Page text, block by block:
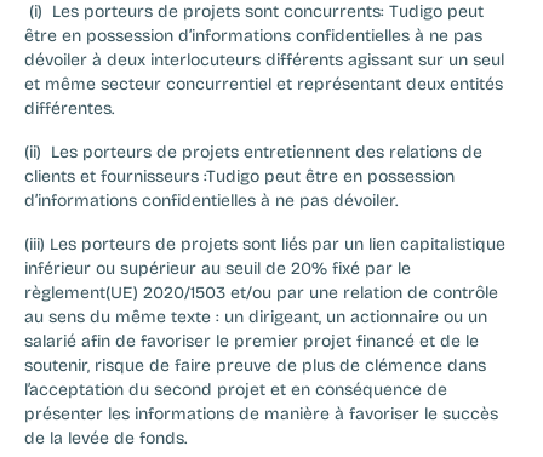
(i)  Les porteurs de projets sont concurrents: Tudigo peut
être en possession d’informations confidentielles à ne pas
dévoiler à deux interlocuteurs différents agissant sur un seul
et même secteur concurrentiel et représentant deux entités
différentes.
(ii)  Les porteurs de projets entretiennent des relations de
clients et fournisseurs :Tudigo peut être en possession
d’informations confidentielles à ne pas dévoiler.
(iii) Les porteurs de projets sont liés par un lien capitalistique
inférieur ou supérieur au seuil de 20% fixé par le
règlement(UE) 2020/1503 et/ou par une relation de contrôle
au sens du même texte : un dirigeant, un actionnaire ou un
salarié afin de favoriser le premier projet financé et de le
soutenir, risque de faire preuve de plus de clémence dans
l’acceptation du second projet et en conséquence de
présenter les informations de manière à favoriser le succès
de la levée de fonds.